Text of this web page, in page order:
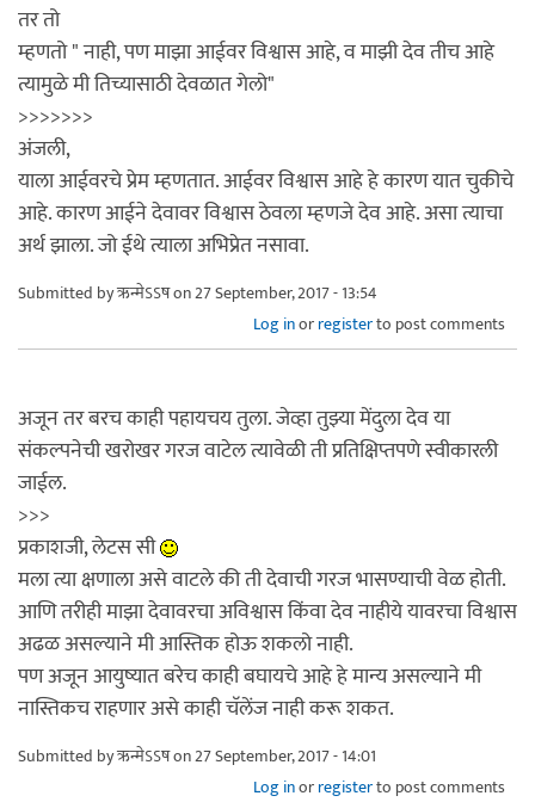
तर तो
म्हणतो " नाही, पण माझा आईवर विश्वास आहे, व माझी देव तीच आहे
त्यामुळे मी तिच्यासाठी देवळात गेलो"
>>>>>>>
अंजली,
याला आईवरचे प्रेम म्हणतात. आईवर विश्वास आहे हे कारण यात चुकीचे
आहे. कारण आईने देवावर विश्वास ठेवला म्हणजे देव आहे. असा त्याचा
अर्थ झाला. जो ईथे त्याला अभिप्रेत नसावा.
Submitted byऋन्मेऽऽषon 27 September, 2017 - 13:54
Log inorregisterto post comments
अजून तर बरच काही पहायचय तुला. जेव्हा तुझ्या मेंदुला देव या
संकल्पनेची खरोखर गरज वाटेल त्यावेळी ती प्रतिक्षिप्तपणे स्वीकारली
जाईल.
>>>
प्रकाशजी, लेटस सी
मला त्या क्षणाला असे वाटले की ती देवाची गरज भासण्याची वेळ होती.
आणि तरीही माझा देवावरचा अविश्वास किंवा देव नाहीये यावरचा विश्वास
अढळ असल्याने मी आस्तिक होऊ शकलो नाही.
पण अजून आयुष्यात बरेच काही बघायचे आहे हे मान्य असल्याने मी
नास्तिकच राहणार असे काही चॅलेंज नाही करू शकत.
Submitted byऋन्मेऽऽषon 27 September, 2017 - 14:01
Log inorregisterto post comments